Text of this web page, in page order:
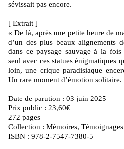
sévissait pas encore.
[ Extrait ]
« De là, après une petite heure de
d’un des plus beaux alignements
dans ce paysage sauvage à la
seul avec ces statues énigmatiques
loin, une crique paradisiaque
Un rare moment d’émotion solitaire.
Date de parution : 03 juin 2025
Prix public : 23,60€
272 pages
Collection : Mémoires, Témoignages
ISBN : 978-2-7547-7380-5